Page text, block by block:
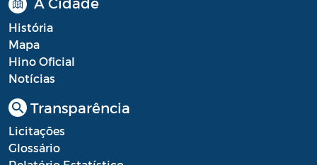
História
Mapa
Hino Oficial
Notícias
Transparência
Licitações
Glossário